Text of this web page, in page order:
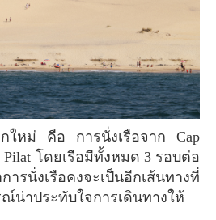
Pilat โดยเรือมีทั้งหมด 3 รอบต่อ
รนั่งเรือคงจะเป็นอีกเส้นทางที่
ณ์น่าประทับใจการเดินทางให้